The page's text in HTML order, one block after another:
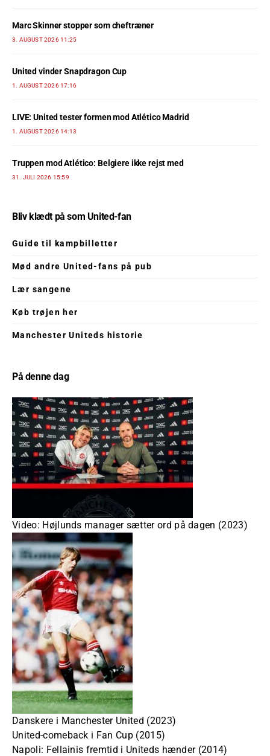
Marc Skinner stopper som cheftræner
3. AUGUST 2026 11:25
United vinder Snapdragon Cup
1. AUGUST 2026 17:16
LIVE: United tester formen mod Atlético Madrid
1. AUGUST 2026 14:13
Truppen mod Atlético: Belgiere ikke rejst med
31. JULI 2026 15:59
Bliv klædt på som United-fan
Guide til kampbilletter
Mød andre United-fans på pub
Lær sangene
Køb trøjen her
Manchester Uniteds historie
På denne dag
Video: Højlunds manager sætter ord på dagen (2023)
Danskere i Manchester United (2023)
United-comeback i Fan Cup (2015)
Napoli: Fellainis fremtid i Uniteds hænder (2014)